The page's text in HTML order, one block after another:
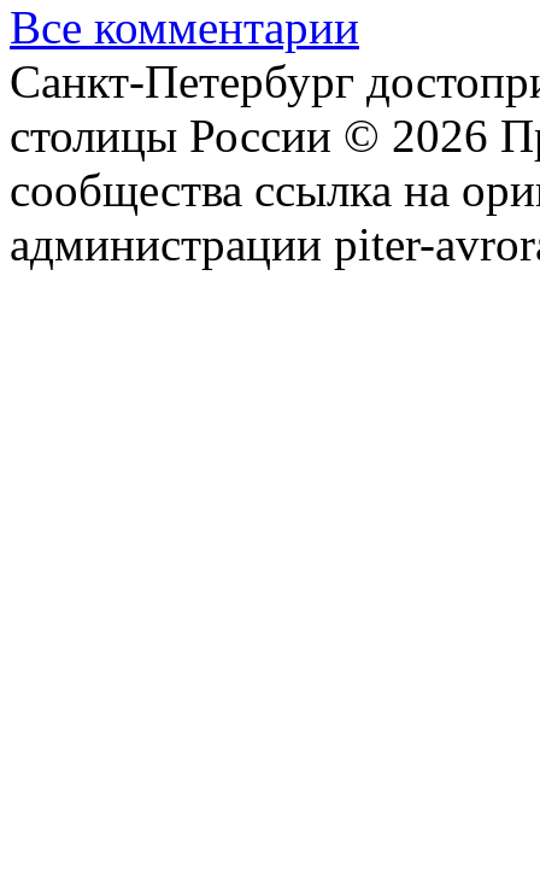
Все комментарии
Санкт-Петербург
столицы России © 2026
сообщества ссылка на
администрации piter-